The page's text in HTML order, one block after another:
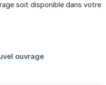
soit disponible dans votre